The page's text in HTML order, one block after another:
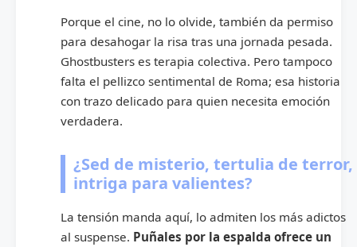
Porque el cine, no lo olvide, también da permiso
para desahogar la risa tras una jornada pesada.
Ghostbusters es terapia colectiva. Pero tampoco
falta el pellizco sentimental de Roma; esa historia
con trazo delicado para quien necesita emoción
verdadera.
¿Sed de misterio, tertulia de terror,
intriga para valientes?
La tensión manda aquí, lo admiten los más adictos
al suspense. Puñales por la espalda ofrece un